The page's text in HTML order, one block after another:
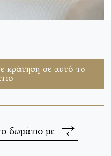
κράτηση σε αυτό το
δωμάτιο με